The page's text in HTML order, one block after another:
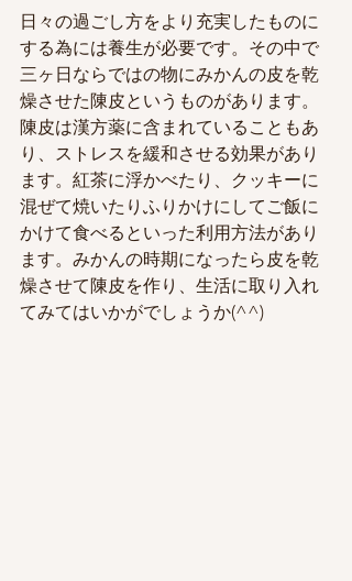
日々の過ごし方をより充実したものに
する為には養生が必要です。その中で
三ヶ日ならではの物にみかんの皮を乾
燥させた陳皮というものがあります。
陳皮は漢方薬に含まれていることもあ
り、ストレスを緩和させる効果があり
ます。紅茶に浮かべたり、クッキーに
混ぜて焼いたりふりかけにしてご飯に
かけて食べるといった利用方法があり
ます。みかんの時期になったら皮を乾
燥させて陳皮を作り、生活に取り入れ
てみてはいかがでしょうか(^^)